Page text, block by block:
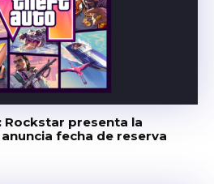
Rockstar presenta la
fecha de reserva